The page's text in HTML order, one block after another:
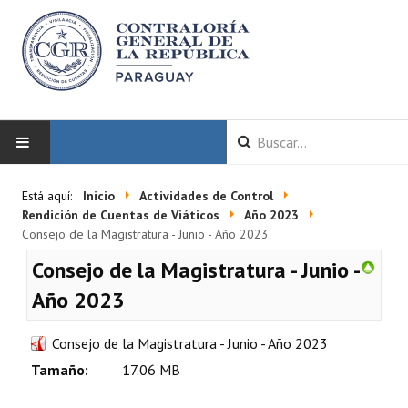
LA CGR
Autoridades
Misión y Visión
Marco Normativo
Está aquí: Inicio
Actividades de Control
Rendición de Cuentas de Viáticos
Año 2023
Consejo de la Magistratura - Junio - Año 2023
Consejo de la Magistratura - Junio -
Año 2023
Consejo de la Magistratura - Junio - Año 2023
Tamaño:
17.06 MB